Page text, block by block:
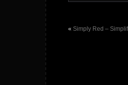
« Simply Red –